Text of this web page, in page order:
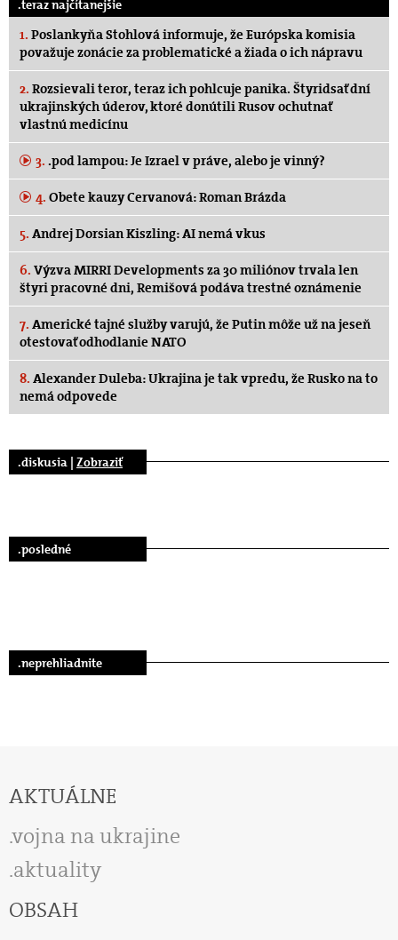
.teraz najčítanejšie
1. Poslankyňa Stohlová informuje, že Európska komisia
považuje zonácie za problematické a žiada o ich nápravu
2. Rozsievali teror, teraz ich pohlcuje panika. Štyridsať dní
ukrajinských úderov, ktoré donútili Rusov ochutnať
vlastnú medicínu
3. .pod lampou: Je Izrael v práve, alebo je vinný?
4. Obete kauzy Cervanová: Roman Brázda
5. Andrej Dorsian Kiszling: AI nemá vkus
6. Výzva MIRRI Developments za 30 miliónov trvala len
štyri pracovné dni, Remišová podáva trestné oznámenie
7. Americké tajné služby varujú, že Putin môže už na jeseň
otestovať odhodlanie NATO
8. Alexander Duleba: Ukrajina je tak vpredu, že Rusko na to
nemá odpovede
.diskusia | Zobraziť
.posledné
.neprehliadnite
AKTUÁLNE
vojna na ukrajine
aktuality
OBSAH